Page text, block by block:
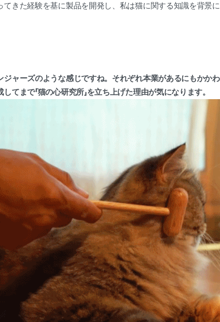
てきた経験を基に製品を開発し、私は猫に関する知識を背景
ジャーズのような感じですね。それぞれ本業があるにもかか
てまで「猫の心研究所」を立ち上げた理由が気になります。